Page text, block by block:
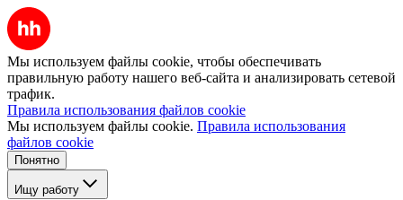
Мы используем файлы cookie, чтобы обеспечивать
правильную работу нашего веб-сайта и анализировать сетевой
трафик.
Правила использования файлов cookie
Мы используем файлы cookie. Правила использования
файлов cookie
Понятно
Ищу работу